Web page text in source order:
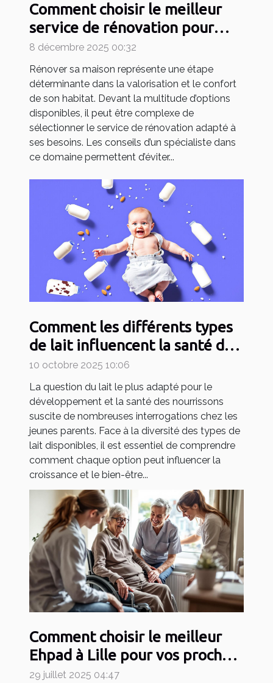
Comment choisir le meilleur
service de rénovation pour
votre maison ?
8 décembre 2025 00:32
Rénover sa maison représente une étape
déterminante dans la valorisation et le confort
de son habitat. Devant la multitude d’options
disponibles, il peut être complexe de
sélectionner le service de rénovation adapté à
ses besoins. Les conseils d’un spécialiste dans
ce domaine permettent d’éviter...
Comment les différents types
de lait influencent la santé de
votre bébé ?
10 octobre 2025 10:06
La question du lait le plus adapté pour le
développement et la santé des nourrissons
suscite de nombreuses interrogations chez les
jeunes parents. Face à la diversité des types de
lait disponibles, il est essentiel de comprendre
comment chaque option peut influencer la
croissance et le bien-être...
Comment choisir le meilleur
Ehpad à Lille pour vos proches
?
29 juillet 2025 04:47